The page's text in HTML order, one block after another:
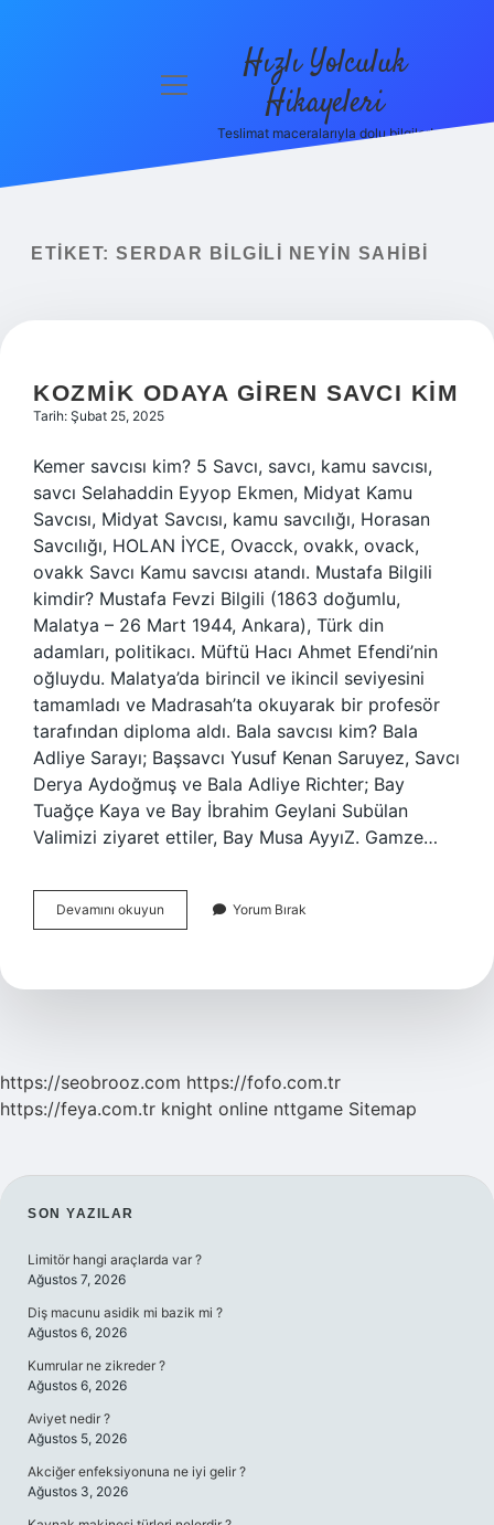
menüyü
Hızlı Yolculuk
Hikayeleri
Teslimat maceralarıyla dolu bilgiler!
ETIKET: SERDAR BILGILI NEYIN SAHIBI
KOZMIK ODAYA GIREN SAVCI KIM
Tarih: Şubat 25, 2025
Kemer savcısı kim? 5 Savcı, savcı, kamu savcısı,
savcı Selahaddin Eyyop Ekmen, Midyat Kamu
Savcısı, Midyat Savcısı, kamu savcılığı, Horasan
Savcılığı, HOLAN İYCE, Ovacck, ovakk, ovack,
ovakk Savcı Kamu savcısı atandı. Mustafa Bilgili
kimdir? Mustafa Fevzi Bilgili (1863 doğumlu,
Malatya – 26 Mart 1944, Ankara), Türk din
adamları, politikacı. Müftü Hacı Ahmet Efendi’nin
oğluydu. Malatya’da birincil ve ikincil seviyesini
tamamladı ve Madrasah’ta okuyarak bir profesör
tarafından diploma aldı. Bala savcısı kim? Bala
Adliye Sarayı; Başsavcı Yusuf Kenan Saruyez, Savcı
Derya Aydoğmuş ve Bala Adliye Richter; Bay
Tuağçe Kaya ve Bay İbrahim Geylani Subülan
Valimizi ziyaret ettiler, Bay Musa AyyıZ. Gamze…
Devamını okuyun
Odaya
Kim
Yorum Bırak
https://seobrooz.com https://fofo.com.tr
https://feya.com.tr knight online nttgame Sitemap
SIDEBAR
SON YAZILAR
Limitör hangi araçlarda var ?
Ağustos 7, 2026
Diş macunu asidik mi bazik mi ?
Ağustos 6, 2026
Kumrular ne zikreder ?
Ağustos 6, 2026
Aviyet nedir ?
Ağustos 5, 2026
Akciğer enfeksiyonuna ne iyi gelir ?
Ağustos 3, 2026